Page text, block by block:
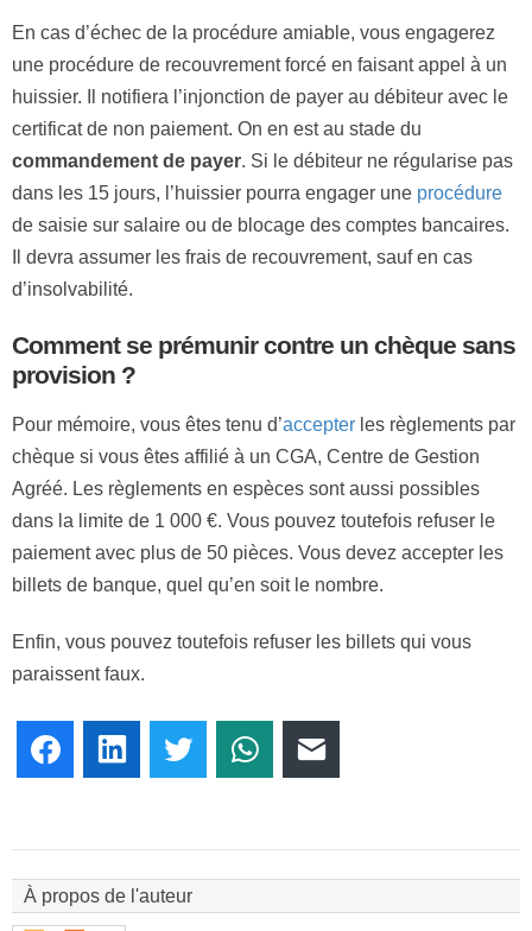
En cas d’échec de la procédure amiable, vous engagerez
une procédure de recouvrement forcé en faisant appel à un
huissier. Il notifiera l’injonction de payer au débiteur avec le
certificat de non paiement. On en est au stade du
commandement de payer. Si le débiteur ne régularise pas
dans les 15 jours, l’huissier pourra engager une procédure
de saisie sur salaire ou de blocage des comptes bancaires.
Il devra assumer les frais de recouvrement, sauf en cas
d’insolvabilité.
Comment se prémunir contre un chèque sans
provision ?
Pour mémoire, vous êtes tenu d’accepter les règlements par
chèque si vous êtes affilié à un CGA, Centre de Gestion
Agréé. Les règlements en espèces sont aussi possibles
dans la limite de 1 000 €. Vous pouvez toutefois refuser le
paiement avec plus de 50 pièces. Vous devez accepter les
billets de banque, quel qu’en soit le nombre.
Enfin, vous pouvez toutefois refuser les billets qui vous
paraissent faux.
FacebookLinkedInTwitter WhatsApp
À propos de l'auteur